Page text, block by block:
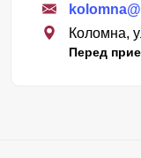
Коломна,
Перед